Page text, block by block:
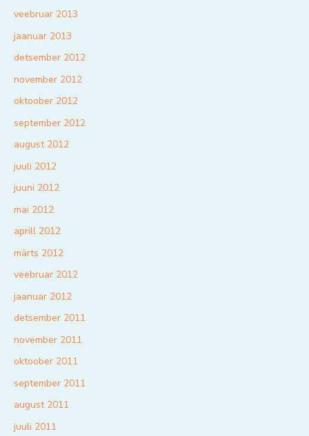
veebruar 2013
jaanuar 2013
detsember 2012
november 2012
oktoober 2012
september 2012
august 2012
juuli 2012
juuni 2012
mai 2012
aprill 2012
märts 2012
veebruar 2012
jaanuar 2012
detsember 2011
november 2011
oktoober 2011
september 2011
august 2011
juuli 2011